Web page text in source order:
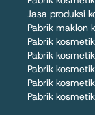
Jasa produksi
Pabrik maklon
Pabrik
Pabrik
Pabrik
Pabrik
Pabrik